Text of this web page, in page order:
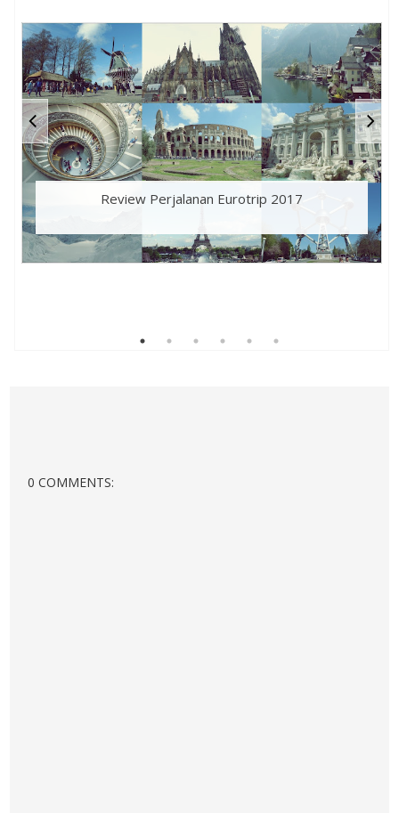
Review Perjalanan Eurotrip 2017
0 COMMENTS: